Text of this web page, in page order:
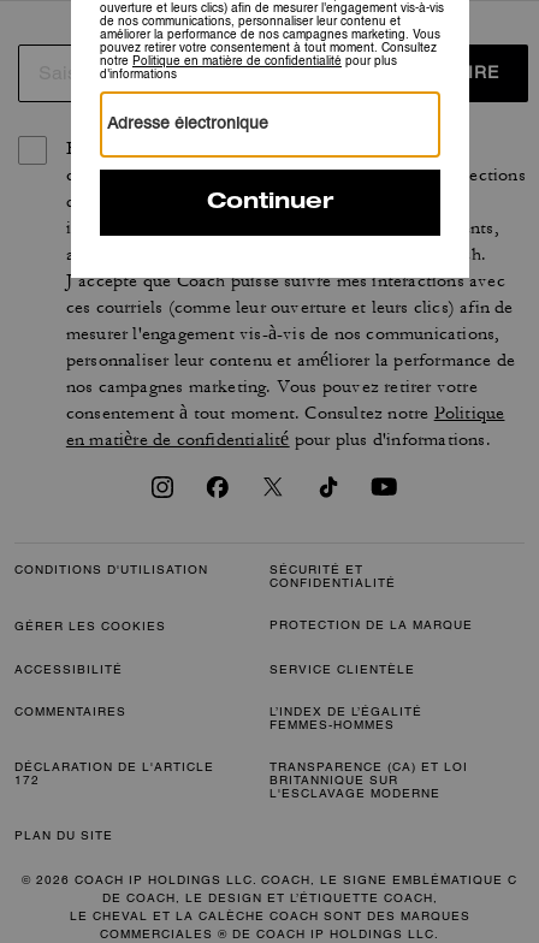
S’INSCRIRE
En vous inscrivant, vous acceptez de recevoir des
courriels personnalisés concernant les dernières collections
de Coach, ses offres et nouveautés, ainsi que des
informations sur la façon de participer aux événements,
aux concours ou aux promotions organisés par Coach.
J’accepte que Coach puisse suivre mes interactions avec
ces courriels (comme leur ouverture et leurs clics) afin de
mesurer l'engagement vis-à-vis de nos communications,
personnaliser leur contenu et améliorer la performance de
nos campagnes marketing. Vous pouvez retirer votre
consentement à tout moment. Consultez notre Politique
en matière de confidentialité pour plus d'informations.
CONDITIONS D'UTILISATION
SÉCURITÉ ET
CONFIDENTIALITÉ
GÉRER LES COOKIES PROTECTION DE LA MARQUE
ACCESSIBILITÉ SERVICE CLIENTÈLE
COMMENTAIRES
L’INDEX DE L’ÉGALITÉ
FEMMES-HOMMES
DÉCLARATION DE L'ARTICLE
172
TRANSPARENCE (CA) ET LOI
BRITANNIQUE SUR
L'ESCLAVAGE MODERNE
PLAN DU SITE
© 2026 COACH IP HOLDINGS LLC. COACH, LE SIGNE EMBLÉMATIQUE C
DE COACH, LE DESIGN ET L’ÉTIQUETTE COACH,
LE CHEVAL ET LA CALÈCHE COACH SONT DES MARQUES
COMMERCIALES ® DE COACH IP HOLDINGS LLC.